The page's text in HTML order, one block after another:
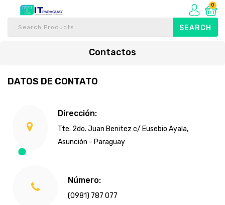
0
Contactos
DATOS DE CONTATO
Dirección:
Tte. 2do. Juan Benitez c/ Eusebio Ayala,
Asunción - Paraguay
Número:
(0981) 787 077